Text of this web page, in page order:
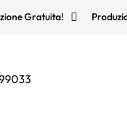
Gratuita!